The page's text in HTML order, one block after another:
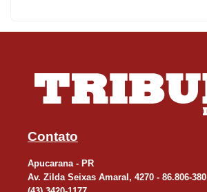
Contato
Apucarana - PR
Av. Zilda Seixas Amaral, 4270 - 86.806-380